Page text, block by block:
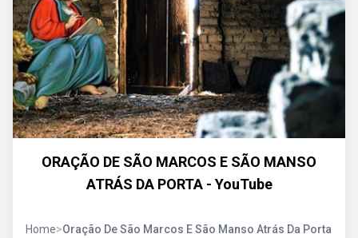
ORAÇÃO DE SÃO MARCOS E SÃO MANSO
ATRÁS DA PORTA - YouTube
Home>Oração De São Marcos E São Manso Atrás Da Porta